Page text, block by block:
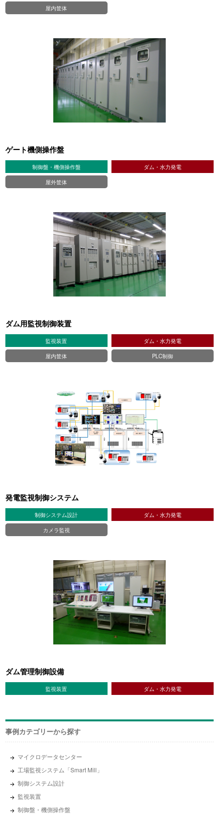
事例カテゴリーから探す
マイクロデータセンター
工場監視システム「Smart Mill」
制御システム設計
監視装置
制御盤・機側操作盤
屋内筐体
ゲート機側操作盤
制御盤・機側操作盤
ダム・水力発電
屋外筐体
ダム用監視制御装置
監視装置
ダム・水力発電
屋内筐体
PLC制御
発電監視制御システム
制御システム設計
ダム・水力発電
カメラ監視
ダム管理制御設備
監視装置 ダム・水力発電